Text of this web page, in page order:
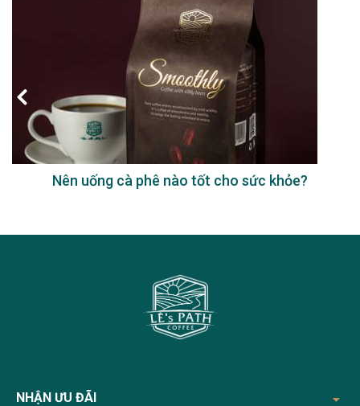
Nên uống cà phê nào tốt cho sức khỏe?
NHẬN ƯU ĐÃI